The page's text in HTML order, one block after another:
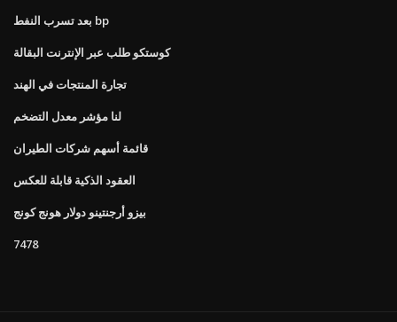
بعد تسرب النفط bp
كوستكو طلب عبر الإنترنت البقالة
تجارة المنتجات في الهند
لنا مؤشر معدل التضخم
قائمة أسهم شركات الطيران
العقود الذكية قابلة للعكس
بيزو أرجنتينو دولار هونج كونج
7478